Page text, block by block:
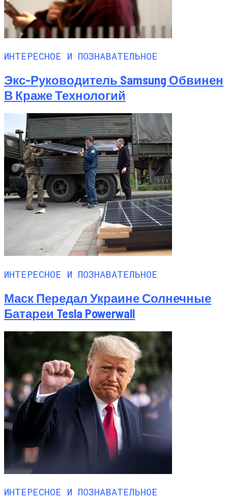
ИНТЕРЕСНОЕ И ПОЗНАВАТЕЛЬНОЕ
Экс-Руководитель Samsung Обвинен
В Краже Технологий
ИНТЕРЕСНОЕ И ПОЗНАВАТЕЛЬНОЕ
Маск Передал Украине Солнечные
Батареи Tesla Powerwall
ИНТЕРЕСНОЕ И ПОЗНАВАТЕЛЬНОЕ